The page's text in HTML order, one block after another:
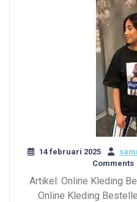
14 februari 2025
Comments
Artikel: Online Kleding
Online Kleding